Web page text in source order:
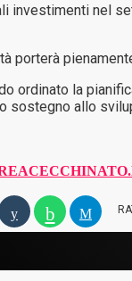
investimenti nel
porterà
ordinato la
sostegno allo